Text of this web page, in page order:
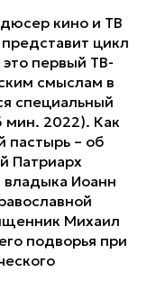
кино и ТВ
цикл
первый ТВ-
смыслам в
специальный
мин. 2022). Как
пастырь – об
Патриарх
владыка Иоанн
Михаил
подворья при